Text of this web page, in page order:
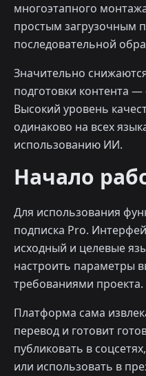
многоэтапного
простым загрузочным
последовательной
Значительно
подготовки контента —
Высокий уровень
одинаково на всех
использованию ИИ.
Начало
Для использования
подписка Pro.
исходный и целевые
настроить параметры
требованиями проекта.
Платформа сама
перевод и готовит
публиковать в
или использовать в